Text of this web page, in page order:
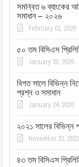
সমন্বিত ৬ ব্যাংকের
সমাধান – ২০২৬
February 01, 2026
৫০ তম বিসিএস
January 30, 2026
বিগত সালে বিভিন্ন
প্রশ্ন ও সমাধান
January 24, 2026
২০২১ সালের বিভিন্ন
November 22,
৪৩ তম বিসিএস